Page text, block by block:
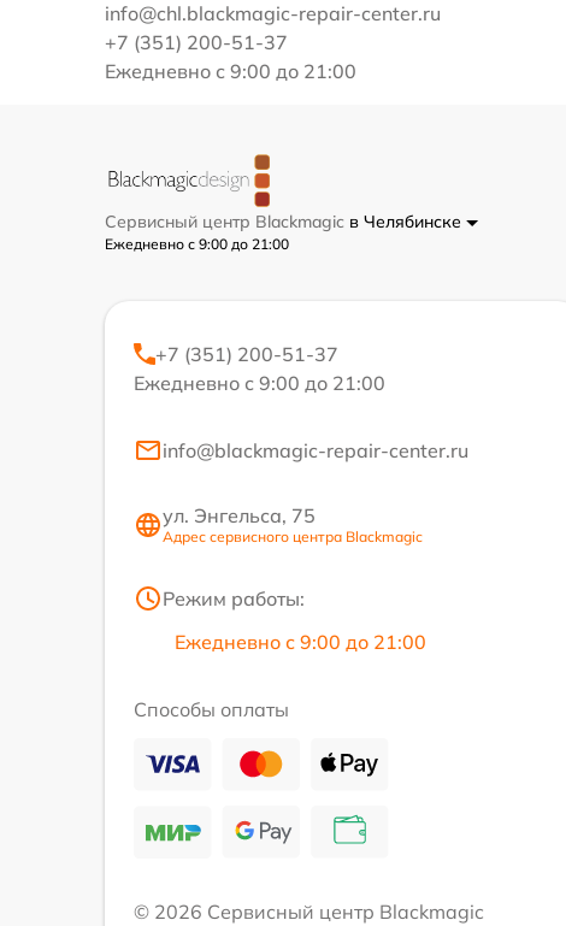
info@chl.blackmagic-repair-center.ru
+7 (351) 200-51-37
Ежедневно с 9:00 до 21:00
Сервисный центр Blackmagic в Челябинске
Ежедневно с 9:00 до 21:00
+7 (351) 200-51-37
Ежедневно с 9:00 до 21:00
info@blackmagic-repair-center.ru
ул. Энгельса, 75
Адрес сервисного центра Blackmagic
Режим работы:
Ежедневно с 9:00 до 21:00
Способы оплаты
© 2026 Сервисный центр Blackmagic